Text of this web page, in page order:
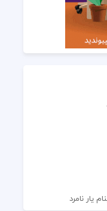
یار نامرد